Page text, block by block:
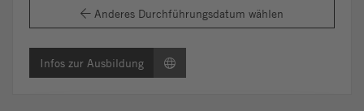
Anderes Durchführungsdatum wählen
Infos zur Ausbildung